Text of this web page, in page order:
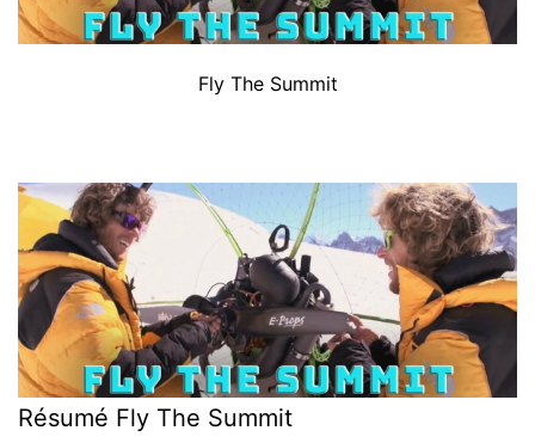
Fly The Summit
Résumé Fly The Summit